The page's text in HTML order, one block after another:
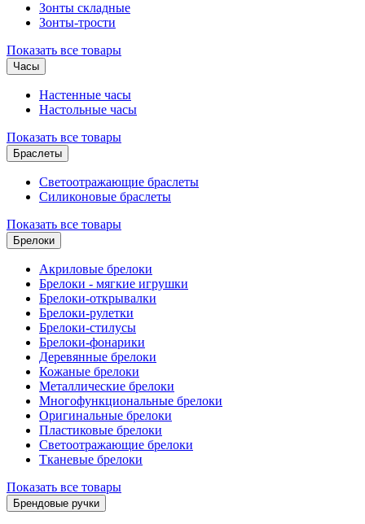
Зонты складные
Зонты-трости
Показать все товары
Часы
Настенные часы
Настольные часы
Показать все товары
Браслеты
Светоотражающие браслеты
Силиконовые браслеты
Показать все товары
Брелоки
Акриловые брелоки
Брелоки - мягкие игрушки
Брелоки-открывалки
Брелоки-рулетки
Брелоки-стилусы
Брелоки-фонарики
Деревянные брелоки
Кожаные брелоки
Металлические брелоки
Многофункциональные брелоки
Оригинальные брелоки
Пластиковые брелоки
Светоотражающие брелоки
Тканевые брелоки
Показать все товары
Брендовые ручки